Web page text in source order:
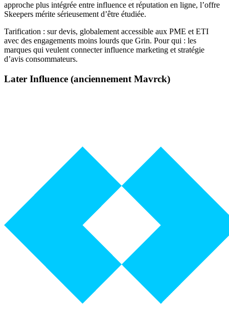
approche plus intégrée entre influence et réputation en ligne, l’offre
Skeepers mérite sérieusement d’être étudiée.
Tarification : sur devis, globalement accessible aux PME et ETI
avec des engagements moins lourds que Grin. Pour qui : les
marques qui veulent connecter influence marketing et stratégie
d’avis consommateurs.
Later Influence (anciennement Mavrck)